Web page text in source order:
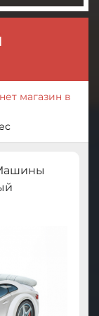
магазин в